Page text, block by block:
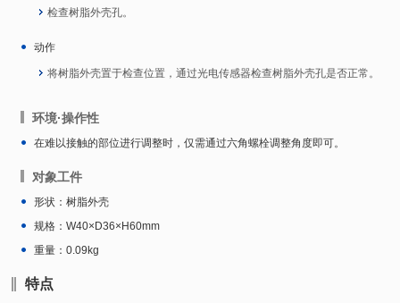
检查树脂外壳孔。
动作
将树脂外壳置于检查位置，通过光电传感器检查树脂外壳孔是否正常。
环境·操作性
在难以接触的部位进行调整时，仅需通过六角螺栓调整角度即可。
对象工件
形状：树脂外壳
规格：W40×D36×H60mm
重量：0.09kg
特点